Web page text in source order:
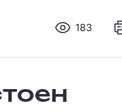
183